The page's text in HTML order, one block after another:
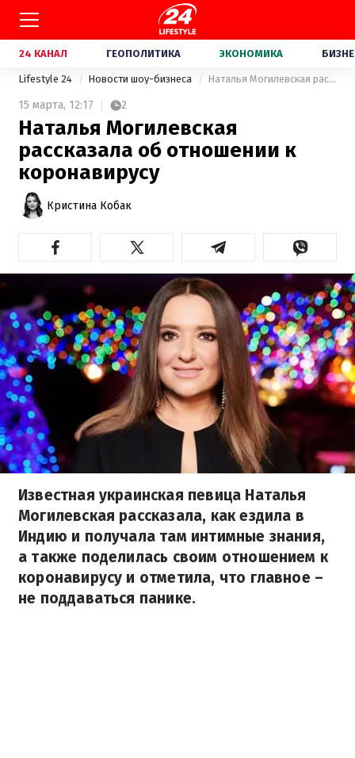
24 КАНАЛ ГЕОПОЛИТИКА ЭКОНОМИКА
Lifestyle 24 Новости шоу-бизнеса Наталья Могилевская рассказала об отношении к коронавирусу
15 марта, 12:17 2
Наталья Могилевская
рассказала об отношении к
коронавирусу
Кристина Кобак
Известная украинская певица Наталья
Могилевская рассказала, как ездила в
Индию и получала там интимные знания,
а также поделилась своим отношением к
коронавирусу и отметила, что главное –
не поддаваться панике.